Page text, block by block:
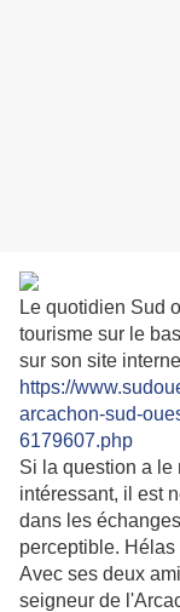
Le quotidien Sud
tourisme sur le
sur son site
https://
arcachon-sud-
6179607.php
Si la question a le
intéressant, il est
dans les
perceptible.
Avec ses deux
seigneur de